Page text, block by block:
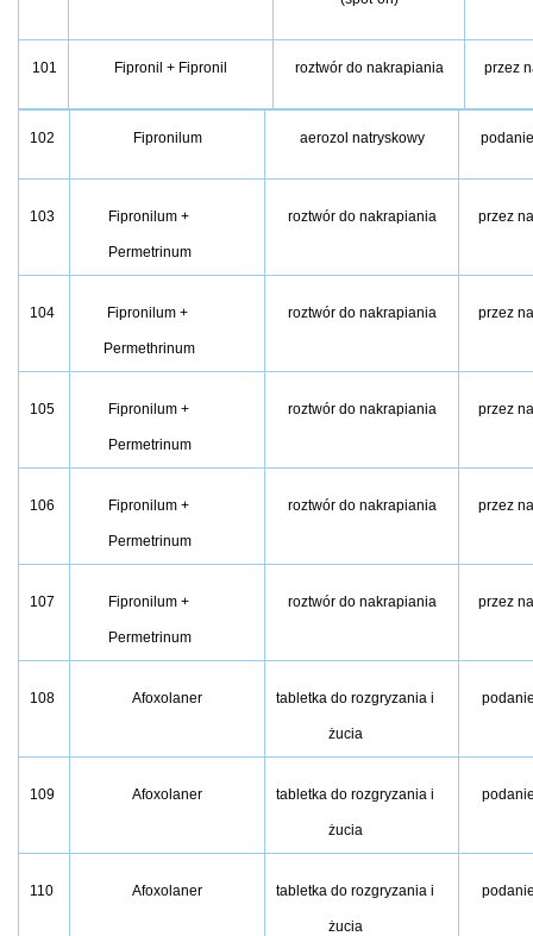
101 Fipronil + Fipronil roztwór do nakrapiania przez
102 Fipronilum aerozol natryskowy
103 Fipronilum +
Permetrinum
roztwór do nakrapiania przez
104 Fipronilum +
Permethrinum
roztwór do nakrapiania przez
105 Fipronilum +
Permetrinum
roztwór do nakrapiania przez
106 Fipronilum +
Permetrinum
roztwór do nakrapiania przez
107 Fipronilum +
Permetrinum
roztwór do nakrapiania przez
108 Afoxolaner tabletka do rozgryzania i
żucia
109 Afoxolaner tabletka do rozgryzania i
żucia
110 Afoxolaner tabletka do rozgryzania i
żucia